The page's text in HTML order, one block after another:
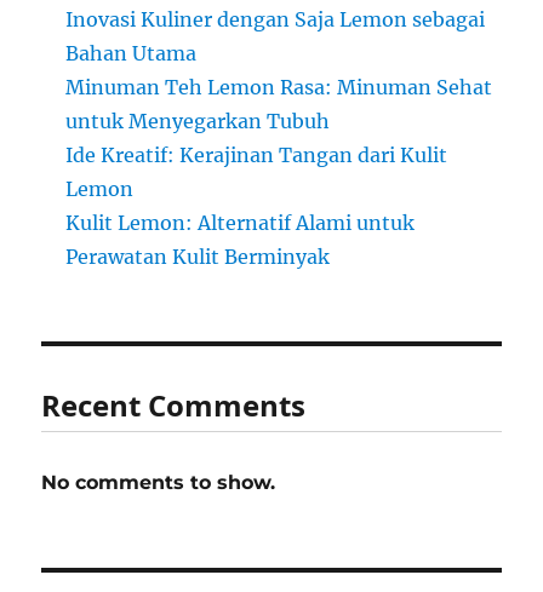
Inovasi Kuliner dengan Saja Lemon sebagai
Bahan Utama
Minuman Teh Lemon Rasa: Minuman Sehat
untuk Menyegarkan Tubuh
Ide Kreatif: Kerajinan Tangan dari Kulit
Lemon
Kulit Lemon: Alternatif Alami untuk
Perawatan Kulit Berminyak
Recent Comments
No comments to show.